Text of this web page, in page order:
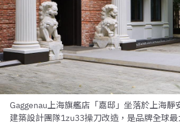
Gaggenau上海旗艦店「嘉邸」坐落於上海靜
建築設計團隊1zu33操刀改造，是品牌全球最